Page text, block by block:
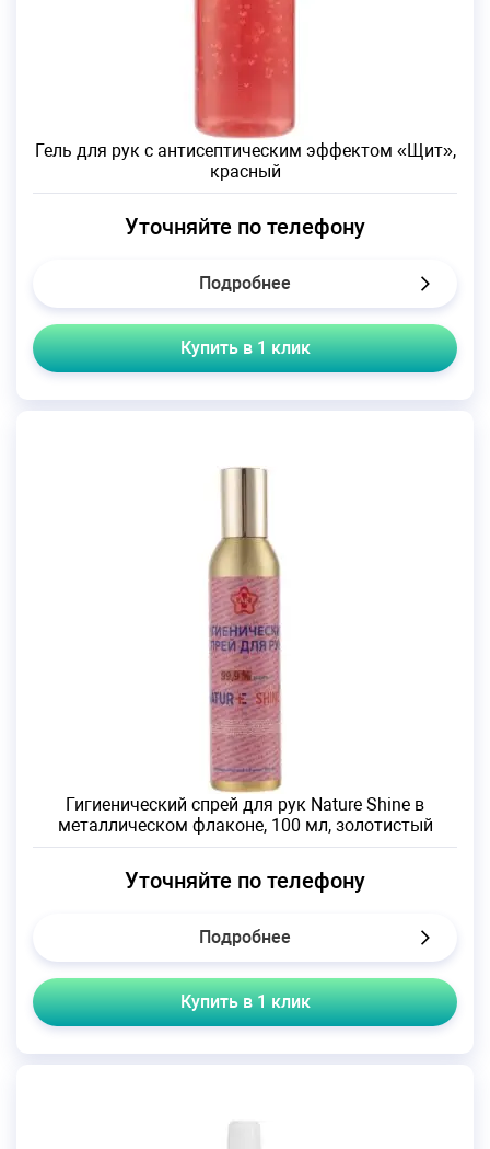
Гель для рук с антисептическим эффектом «Щит»,
красный
Уточняйте по телефону
Подробнее
Купить в 1 клик
Гигиенический спрей для рук Nature Shine в
металлическом флаконе, 100 мл, золотистый
Уточняйте по телефону
Подробнее
Купить в 1 клик